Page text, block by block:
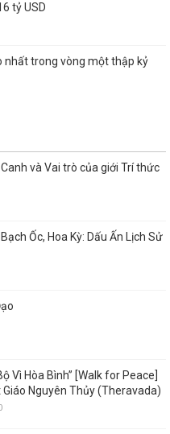
tỷ USD
nhất trong vòng một thập kỷ
và Vai trò của giới Trí thức
Ốc, Hoa Kỳ: Dấu Ấn Lịch Sử
Vì Hòa Bình” [Walk for Peace]
Nguyên Thủy (Theravada)